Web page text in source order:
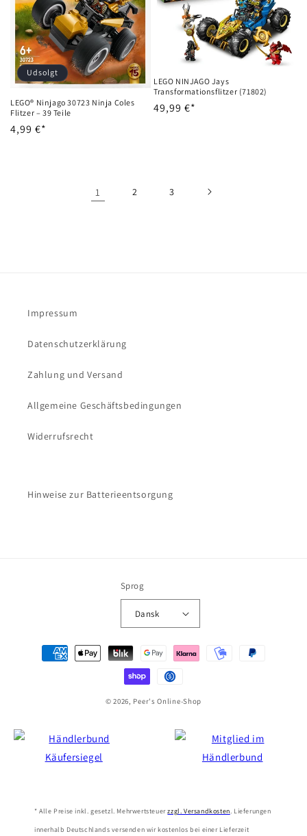
Udsolgt
LEGO® Ninjago 30723 Ninja Coles
Flitzer – 39 Teile
Normalpris
4,99 €*
LEGO NINJAGO Jays
Transformationsflitzer (71802)
Normalpris
49,99 €*
1 2 3
Impressum
Datenschutzerklärung
Zahlung und Versand
Allgemeine Geschäftsbedingungen
Widerrufsrecht
Hinweise zur Batterieentsorgung
Sprog
Dansk
Betalingsmetoder
© 2026, Peer's Online-Shop
* Alle Preise inkl. gesetzl. Mehrwertsteuerzzgl. Versandkosten. Lieferungen
innerhalb Deutschlands versenden wir kostenlos bei einer Lieferzeit